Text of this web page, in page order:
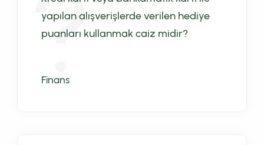
yapılan alışverişlerde verilen hediye
puanları kullanmak caiz midir?
Finans